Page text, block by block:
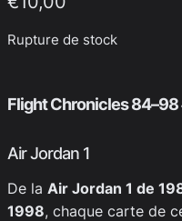
Rupture de stock
Flight Chronicles
Air Jordan 1
De la Air Jordan 1 de
1998, chaque carte de